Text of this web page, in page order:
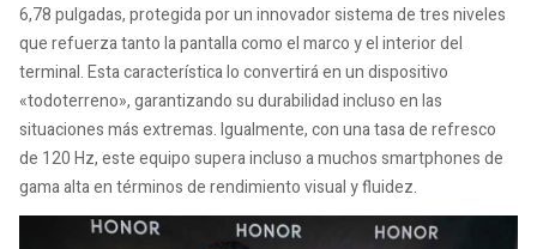
6,78 pulgadas, protegida por un innovador sistema de tres niveles
que refuerza tanto la pantalla como el marco y el interior del
terminal. Esta característica lo convertirá en un dispositivo
«todoterreno», garantizando su durabilidad incluso en las
situaciones más extremas. Igualmente, con una tasa de refresco
de 120 Hz, este equipo supera incluso a muchos smartphones de
gama alta en términos de rendimiento visual y fluidez.